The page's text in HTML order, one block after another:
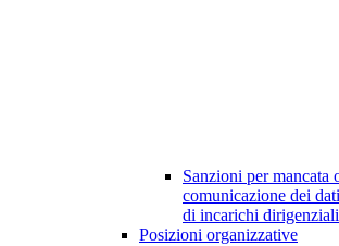
Sanzioni per mancata
comunicazione dei
di incarichi dirigenziali
Posizioni organizzative